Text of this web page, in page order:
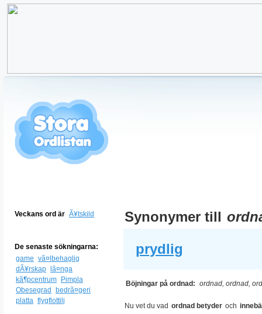
Veckans ord är Ã¥tskild
De senaste sökningarna:
game vã¤lbehaglig
dÃ¥rskap
lã¤nga
kã¶pcentrum
Pimpla
Obesegrad
bedrã¤geri
platta flygflottilj
Synonymer till
prydlig
Böjningar på ordnad: ordnad, ordnad,
Nu vet du vad ordnad betyder och